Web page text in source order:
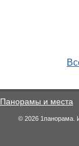
Панорамы и места
© 2026 1панорама.